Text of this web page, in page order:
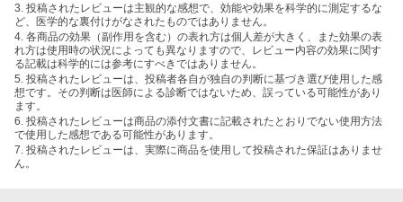
3. 投稿されたレビューは主観的な感想で、効能や効果を科学的に測定するな
ど、医学的な裏付けがなされたものではありません。
4. 各商品の効果（副作用を含む）の表れ方は個人差が大きく、また効果の表
れ方は使用時の状況によっても異なりますので、レビュー内容の効果に関す
る記載は科学的には参考にすべきではありません。
5. 投稿されたレビューは、投稿者各自が独自の判断に基づき選び使用した感
想です。その判断は医師による診断ではないため、誤っている可能性があり
ます。
6. 投稿されたレビューは商品の添付文書に記載されたとおりでない使用方法
で使用した感想である可能性があります。
7. 投稿されたレビューは、実際に商品を使用して投稿された保証はありませ
ん。